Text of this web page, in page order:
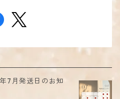
7月発送日のお知